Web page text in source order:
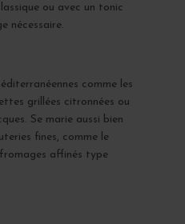
ou avec un tonic
nécessaire.
comme les
grillées citronnées ou
Se marie aussi bien
fines, comme le
affinés type